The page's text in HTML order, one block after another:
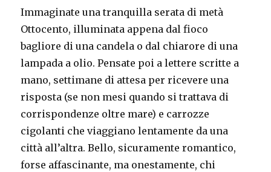
Immaginate una tranquilla serata di metà
Ottocento, illuminata appena dal fioco
bagliore di una candela o dal chiarore di una
lampada a olio. Pensate poi a lettere scritte a
mano, settimane di attesa per ricevere una
risposta (se non mesi quando si trattava di
corrispondenze oltre mare) e carrozze
cigolanti che viaggiano lentamente da una
città all’altra. Bello, sicuramente romantico,
forse affascinante, ma onestamente, chi